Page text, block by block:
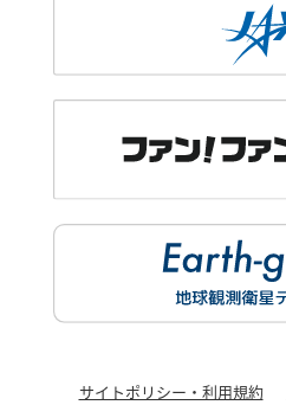
サイトポリシー・利用規約